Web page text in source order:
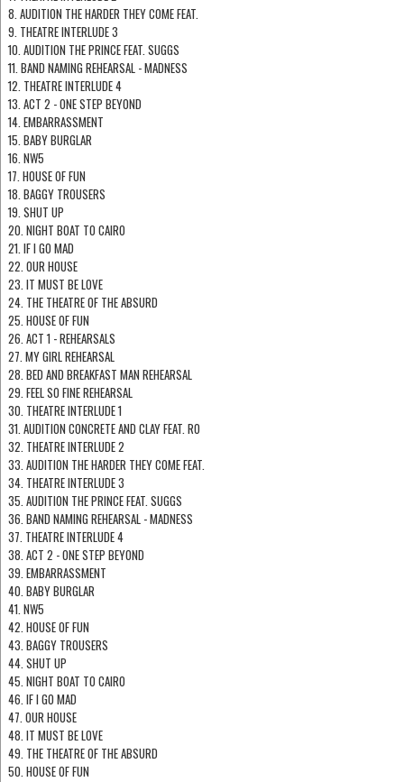
8. AUDITION THE HARDER THEY COME FEAT.
9. THEATRE INTERLUDE 3
10. AUDITION THE PRINCE FEAT. SUGGS
11. BAND NAMING REHEARSAL - MADNESS
12. THEATRE INTERLUDE 4
13. ACT 2 - ONE STEP BEYOND
14. EMBARRASSMENT
15. BABY BURGLAR
16. NW5
17. HOUSE OF FUN
18. BAGGY TROUSERS
19. SHUT UP
20. NIGHT BOAT TO CAIRO
21. IF I GO MAD
22. OUR HOUSE
23. IT MUST BE LOVE
24. THE THEATRE OF THE ABSURD
25. HOUSE OF FUN
26. ACT 1 - REHEARSALS
27. MY GIRL REHEARSAL
28. BED AND BREAKFAST MAN REHEARSAL
29. FEEL SO FINE REHEARSAL
30. THEATRE INTERLUDE 1
31. AUDITION CONCRETE AND CLAY FEAT. RO
32. THEATRE INTERLUDE 2
33. AUDITION THE HARDER THEY COME FEAT.
34. THEATRE INTERLUDE 3
35. AUDITION THE PRINCE FEAT. SUGGS
36. BAND NAMING REHEARSAL - MADNESS
37. THEATRE INTERLUDE 4
38. ACT 2 - ONE STEP BEYOND
39. EMBARRASSMENT
40. BABY BURGLAR
41. NW5
42. HOUSE OF FUN
43. BAGGY TROUSERS
44. SHUT UP
45. NIGHT BOAT TO CAIRO
46. IF I GO MAD
47. OUR HOUSE
48. IT MUST BE LOVE
49. THE THEATRE OF THE ABSURD
50. HOUSE OF FUN